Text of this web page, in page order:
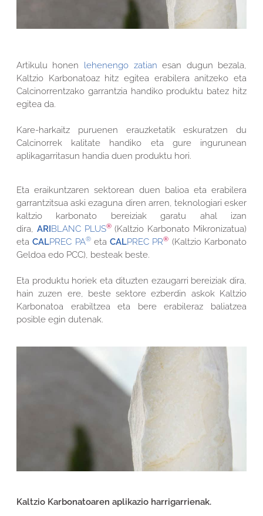
Artikulu honen lehenengo zatian esan dugun bezala,
Kaltzio Karbonatoaz hitz egitea erabilera anitzeko eta
Calcinorrentzako garrantzia handiko produktu batez hitz
egitea da.
Kare-harkaitz puruenen erauzketatik eskuratzen du
Calcinorrek kalitate handiko eta gure ingurunean
aplikagarritasun handia duen produktu hori.
Eta eraikuntzaren sektorean duen balioa eta erabilera
garrantzitsua aski ezaguna diren arren, teknologiari esker
kaltzio karbonato bereiziak garatu ahal izan
dira, ARIBLANC PLUS® (Kaltzio Karbonato Mikronizatua)
etaCALPREC PA®etaCALPREC PR® (Kaltzio Karbonato
Geldoa edo PCC), besteak beste.
Eta produktu horiek eta dituzten ezaugarri bereiziak dira,
hain zuzen ere, beste sektore ezberdin askok Kaltzio
Karbonatoa erabiltzea eta bere erabileraz baliatzea
posible egin dutenak.
Kaltzio Karbonatoaren aplikazio harrigarrienak.